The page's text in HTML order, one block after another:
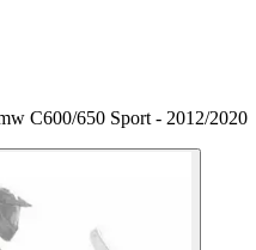
C600/650 Sport - 2012/2020